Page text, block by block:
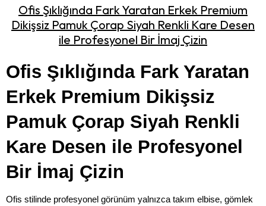
Ofis Şıklığında Fark Yaratan Erkek Premium
Dikişsiz Pamuk Çorap Siyah Renkli Kare Desen
ile Profesyonel Bir İmaj Çizin
Ofis Şıklığında Fark Yaratan
Erkek Premium Dikişsiz
Pamuk Çorap Siyah Renkli
Kare Desen ile Profesyonel
Bir İmaj Çizin
Ofis stilinde profesyonel görünüm yalnızca takım elbise, gömlek